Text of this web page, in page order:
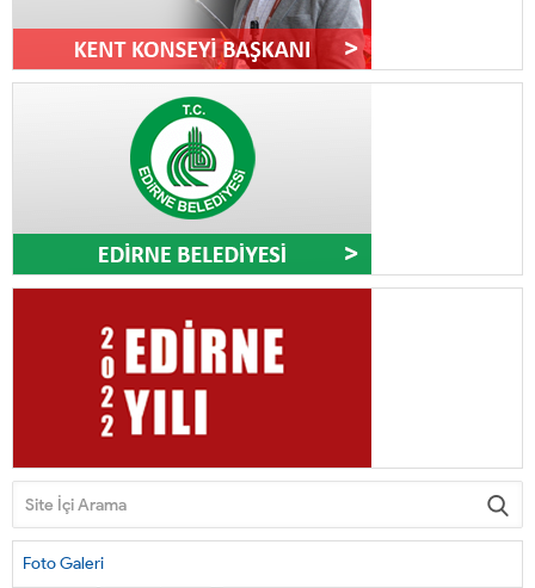
Foto Galeri